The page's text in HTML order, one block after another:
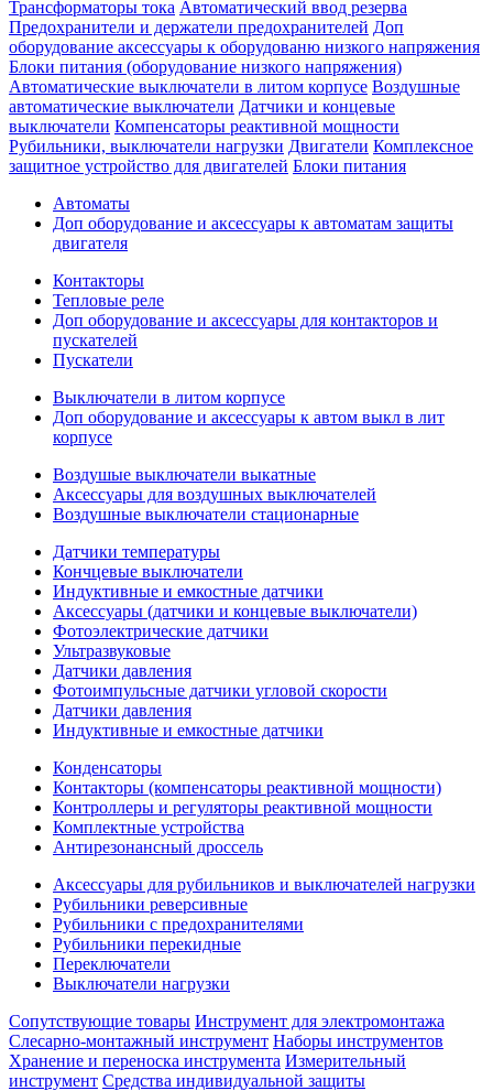
Трансформаторы тока Автоматический ввод резерва
Предохранители и держатели предохранителей Доп
оборудование аксессуары к оборудованю низкого напряжения
Блоки питания (оборудование низкого напряжения)
Автоматические выключатели в литом корпусе Воздушные
автоматические выключатели Датчики и концевые
выключатели Компенсаторы реактивной мощности
Рубильники, выключатели нагрузки Двигатели Комплексное
защитное устройство для двигателей Блоки питания
Автоматы
Доп оборудование и аксессуары к автоматам защиты
двигателя
Контакторы
Тепловые реле
Доп оборудование и аксессуары для контакторов и
пускателей
Пускатели
Выключатели в литом корпусе
Доп оборудование и аксессуары к автом выкл в лит
корпусе
Воздушые выключатели выкатные
Аксессуары для воздушных выключателей
Воздушные выключатели стационарные
Датчики температуры
Кончцевые выключатели
Индуктивные и емкостные датчики
Аксессуары (датчики и концевые выключатели)
Фотоэлектрические датчики
Ультразвуковые
Датчики давления
Фотоимпульсные датчики угловой скорости
Датчики давления
Индуктивные и емкостные датчики
Конденсаторы
Контакторы (компенсаторы реактивной мощности)
Контроллеры и регуляторы реактивной мощности
Комплектные устройства
Антирезонансный дроссель
Аксессуары для рубильников и выключателей нагрузки
Рубильники реверсивные
Рубильники с предохранителями
Рубильники перекидные
Переключатели
Выключатели нагрузки
Сопутствующие товары Инструмент для электромонтажа
Слесарно-монтажный инструмент Наборы инструментов
Хранение и переноска инструмента Измерительный
инструмент Средства индивидуальной защиты